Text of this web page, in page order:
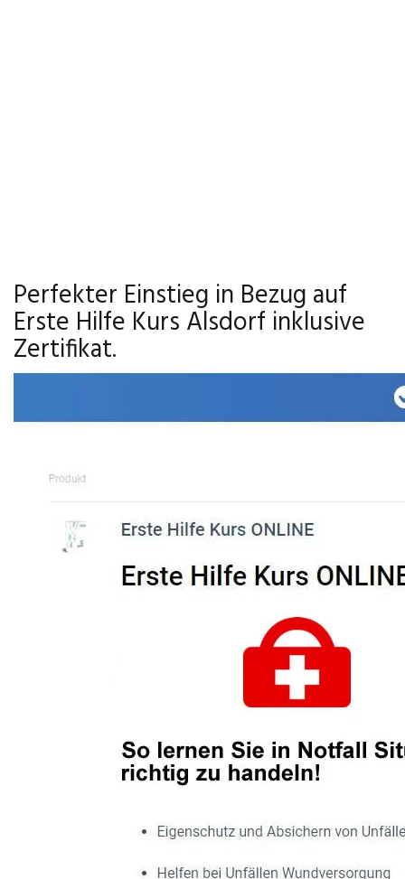
Perfekter Einstieg in Bezug auf
Erste Hilfe Kurs Alsdorf inklusive
Zertifikat.